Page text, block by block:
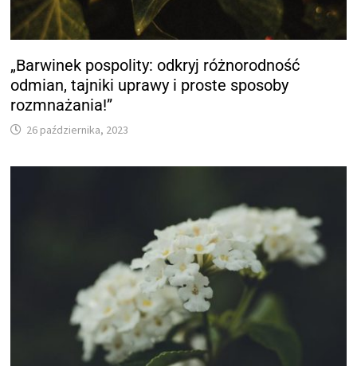
„Barwinek pospolity: odkryj różnorodność
odmian, tajniki uprawy i proste sposoby
rozmnażania!”
26 października, 2023